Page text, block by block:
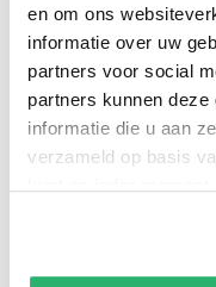
en om ons
informatie over uw
partners voor social
partners kunnen
informatie die u aan
verzameld op basis